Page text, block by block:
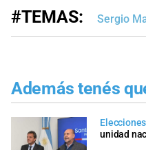
#TEMAS: Sergio
Además tenés
unidad